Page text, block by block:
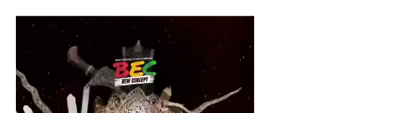
Pemutar